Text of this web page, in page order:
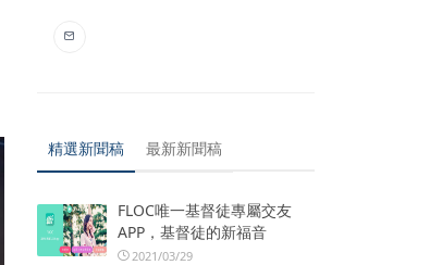
精選新聞稿 最新新聞稿
FLOC唯一基督徒專屬交友
APP，基督徒的新福音
2021/03/29